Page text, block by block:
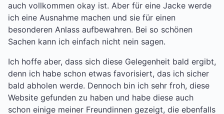
auch vollkommen okay ist. Aber für eine Jacke werde
ich eine Ausnahme machen und sie für einen
besonderen Anlass aufbewahren. Bei so schönen
Sachen kann ich einfach nicht nein sagen.
Ich hoffe aber, dass sich diese Gelegenheit bald ergibt,
denn ich habe schon etwas favorisiert, das ich sicher
bald abholen werde. Dennoch bin ich sehr froh, diese
Website gefunden zu haben und habe diese auch
schon einige meiner Freundinnen gezeigt, die ebenfalls